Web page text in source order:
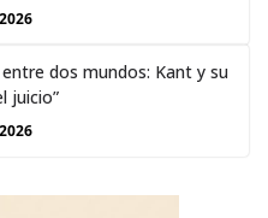
dos mundos: Kant y su
juicio”